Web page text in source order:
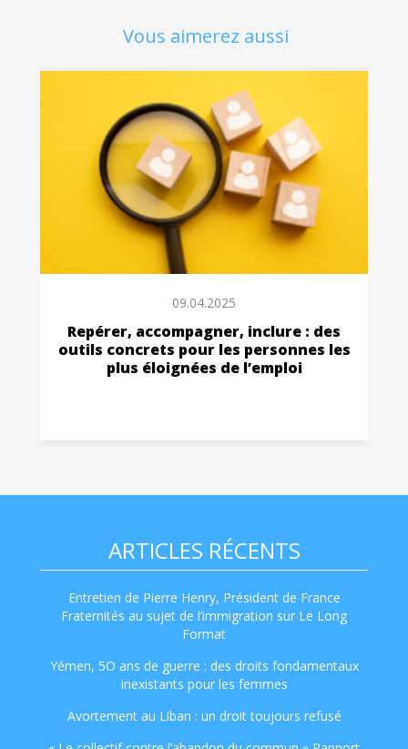
Vous aimerez aussi
09.04.2025
Repérer, accompagner, inclure : des
outils concrets pour les personnes les
plus éloignées de l’emploi
ARTICLES RÉCENTS
Entretien de Pierre Henry, Président de France
Fraternités au sujet de l’immigration sur Le Long
Format
Yémen, 5O ans de guerre : des droits fondamentaux
inexistants pour les femmes
Avortement au Liban : un droit toujours refusé